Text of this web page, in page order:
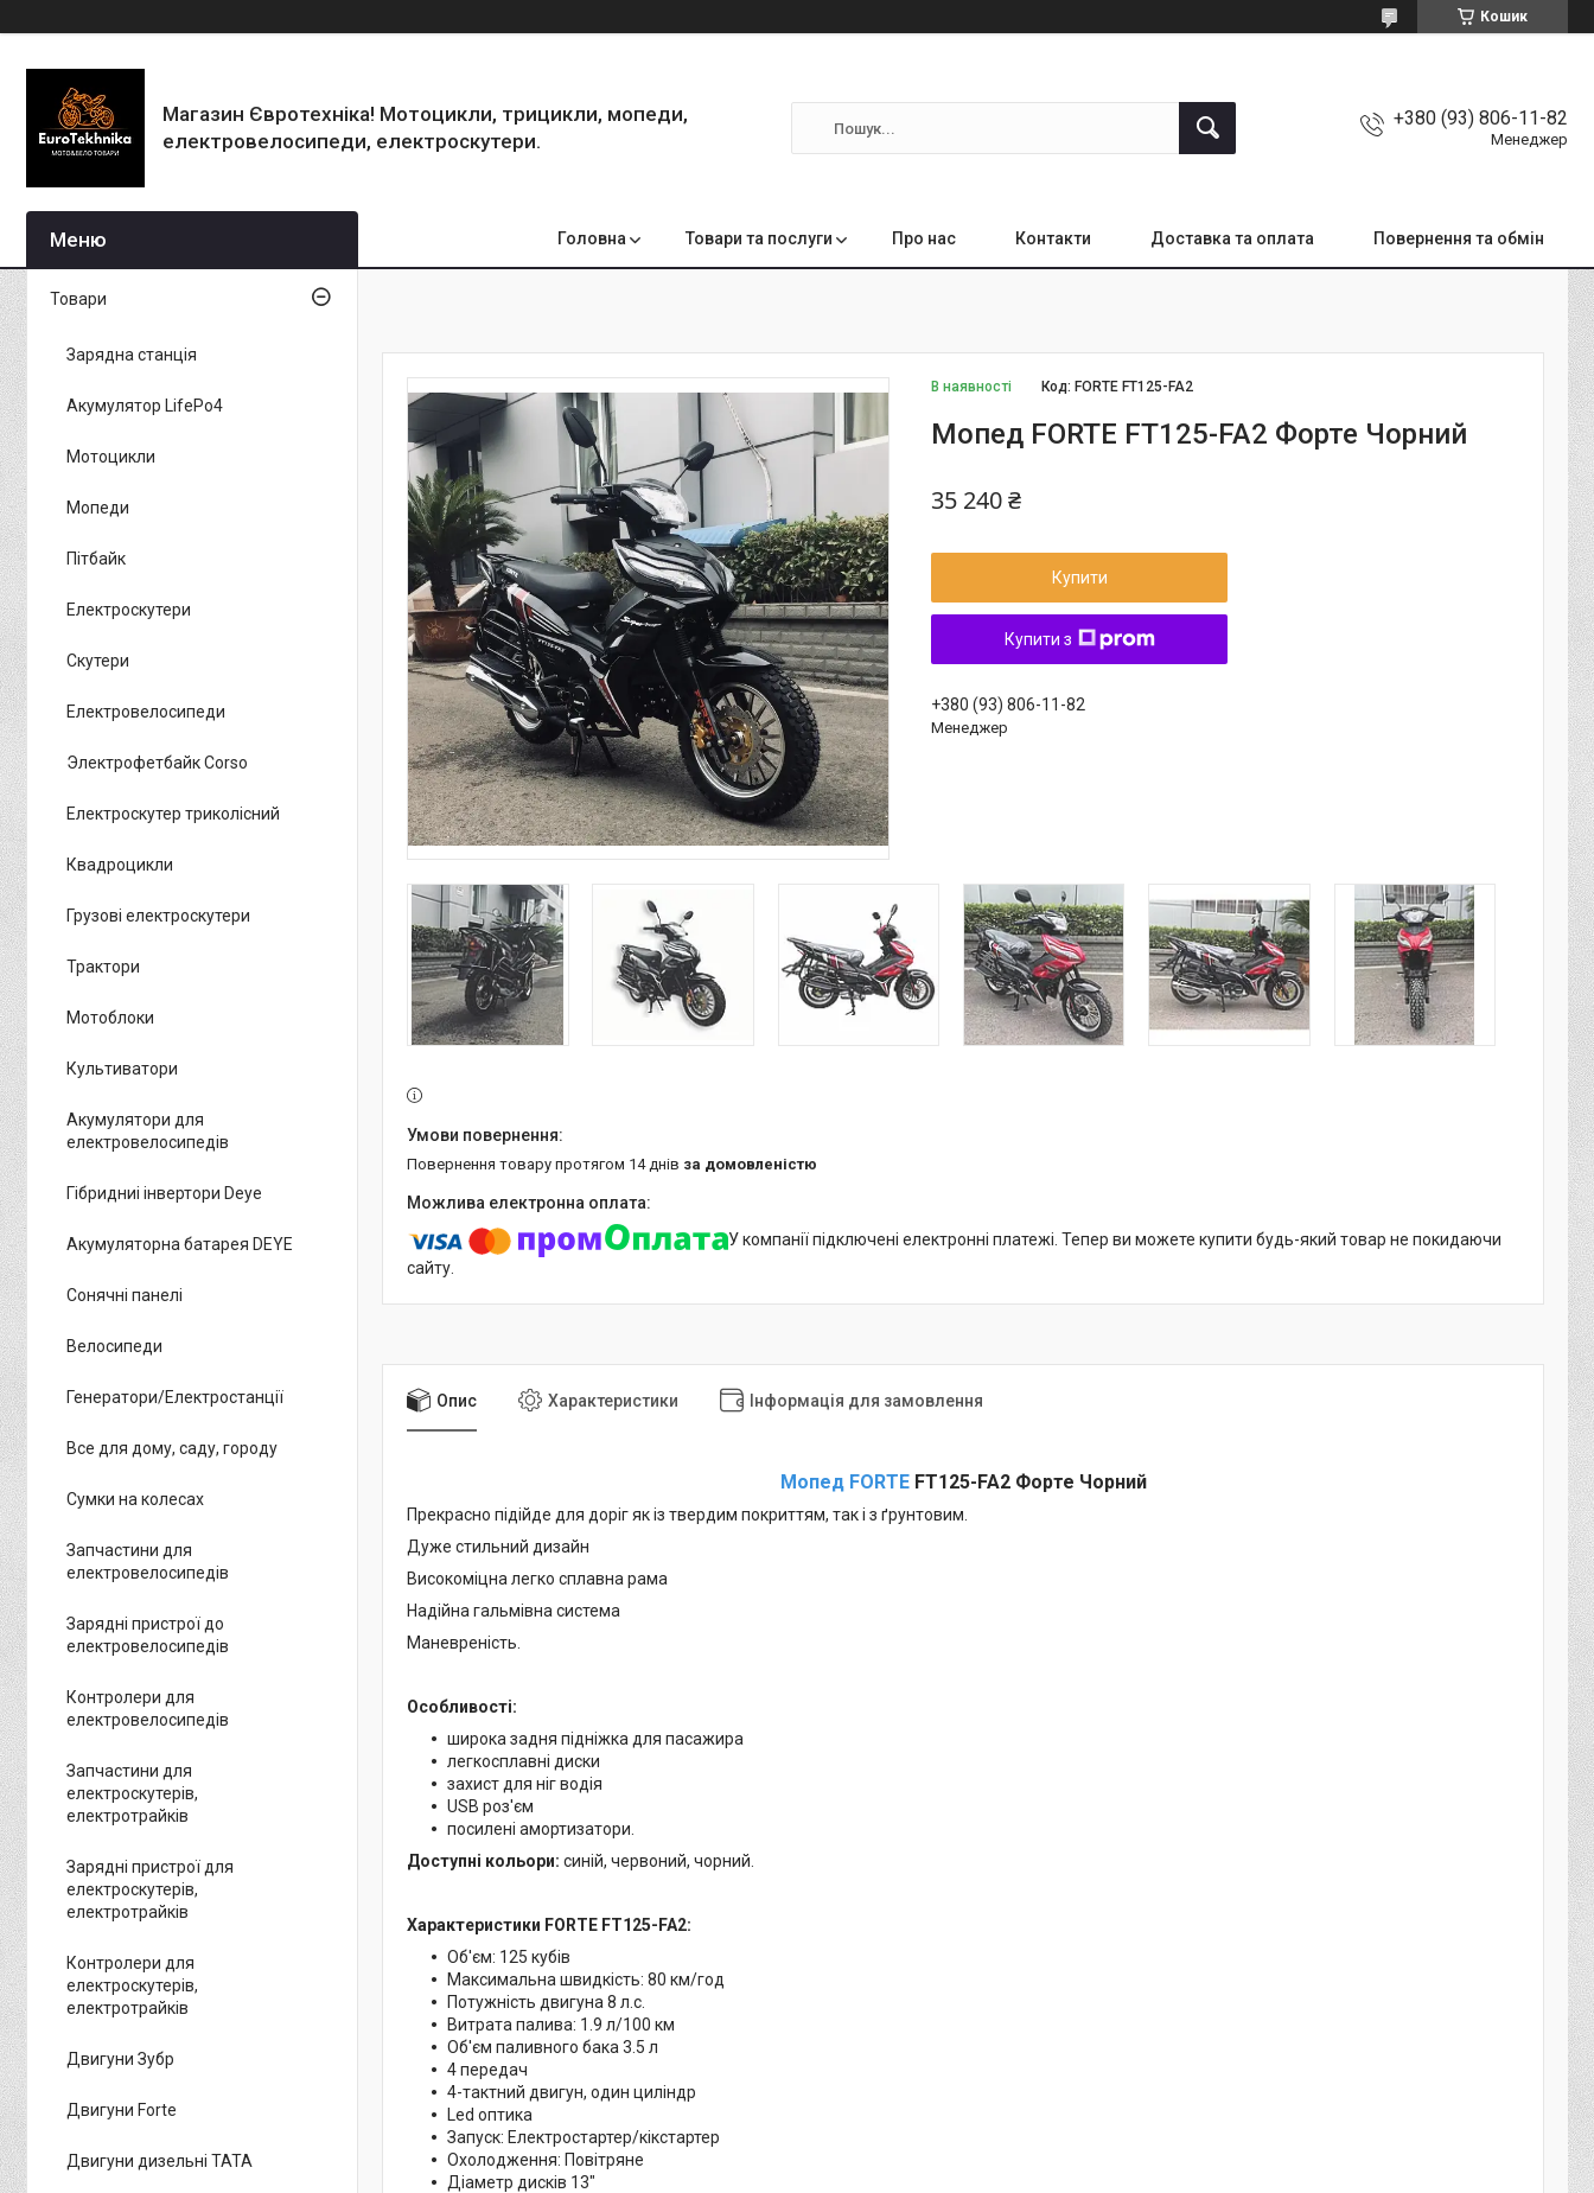
Кошик
Магазин Євротехніка! Мотоцикли, трицикли, мопеди,
електровелосипеди, електроскутери.
+380 (93) 806-11-82
Менеджер
Головна Товари та послуги Про нас Контакти Доставка та оплата Повернення та обмін
В наявності Код: FORTE FT125-FA2
Мопед FORTE FT125-FA2 Форте Чорний
35 240 ₴
Купити
Купити з
+380 (93) 806-11-82
Менеджер
повернення товару протягом 14 днів за домовленістю
У компанії підключені електронні платежі. Тепер ви можете купити будь-який товар не покидаючи
сайту.
Опис Характеристики Інформація для замовлення
Мопед FORTEFT125-FA2 Форте Чорний
Прекрасно підійде для доріг як із твердим покриттям, так і з ґрунтовим.
Дуже стильний дизайн
Високоміцна легко сплавна рама
Надійна гальмівна система
Маневреність.
Особливості:
широка задня підніжка для пасажира
легкосплавні диски
захист для ніг водія
USB роз'єм
посилені амортизатори.
Доступні кольори: синій, червоний, чорний.
Характеристики FORTE FT125-FA2:
Об'єм: 125 кубів
Максимальна швидкість: 80 км/год
Потужність двигуна 8 л.с.
Витрата палива: 1.9 л/100 км
Об'єм паливного бака 3.5 л
4 передач
4-тактний двигун, один циліндр
Led оптика
Запуск: Електростартер/кікстартер
Охолодження: Повітряне
Діаметр дисків 13"
Товари
Зарядна станція
Акумулятор LifePo4
Мотоцикли
Мопеди
Пітбайк
Електроскутери
Скутери
Електровелосипеди
Электрофетбайк Corso
Електроскутер триколісний
Квадроцикли
Грузові електроскутери
Трактори
Мотоблоки
Культиватори
Акумулятори для
електровелосипедів
Гібридниі інвертори Deye
Акумуляторна батарея DEYE
Сонячні панелі
Велосипеди
Генератори/Електростанції
Все для дому, саду, городу
Сумки на колесах
Запчастини для
електровелосипедів
Зарядні пристрої до
електровелосипедів
Контролери для
електровелосипедів
Запчастини для
електроскутерів,
електротрайків
Зарядні пристрої для
електроскутерів,
електротрайків
Контролери для
електроскутерів,
електротрайків
Двигуни Зубр
Двигуни Forte
Двигуни дизельні ТАТА